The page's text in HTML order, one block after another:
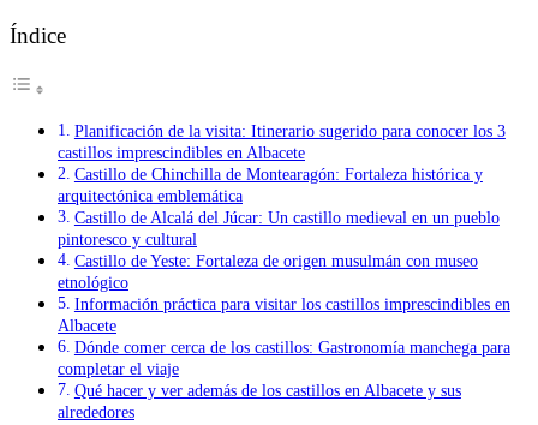
Índice
Planificación de la visita: Itinerario sugerido para conocer los 3
castillos imprescindibles en Albacete
Castillo de Chinchilla de Montearagón: Fortaleza histórica y
arquitectónica emblemática
Castillo de Alcalá del Júcar: Un castillo medieval en un pueblo
pintoresco y cultural
Castillo de Yeste: Fortaleza de origen musulmán con museo
etnológico
Información práctica para visitar los castillos imprescindibles en
Albacete
Dónde comer cerca de los castillos: Gastronomía manchega para
completar el viaje
Qué hacer y ver además de los castillos en Albacete y sus
alrededores